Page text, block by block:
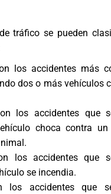
tráfico se pueden
los accidentes más
dos o más vehículos
los accidentes que
choca contra un
los accidentes que
se incendia.
los accidentes que